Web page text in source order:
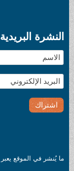
النشرة البريدية
ما يُنشر في الموقع يعبر